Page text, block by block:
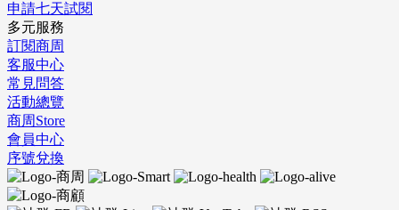
申請七天試閱
多元服務
訂閱商周
客服中心
常見問答
活動總覽
商周Store
會員中心
序號兌換